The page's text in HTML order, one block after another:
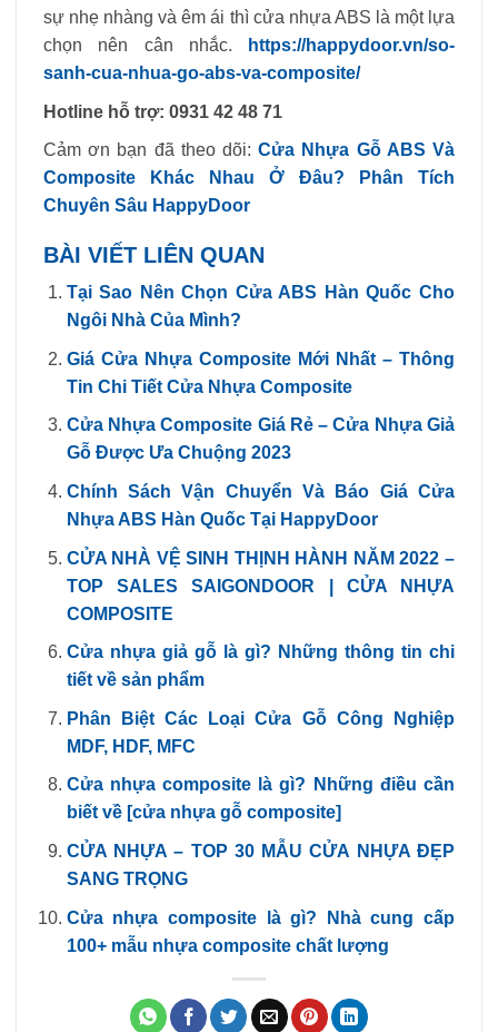
sự nhẹ nhàng và êm ái thì cửa nhựa ABS là một lựa
chọn nên cân nhắc.
https://happydoor.vn/so-
sanh-cua-nhua-go-abs-va-composite/
Hotline hỗ trợ: 0931 42 48 71
Cảm ơn bạn đã theo dõi:Cửa Nhựa Gỗ ABS Và
Composite Khác Nhau Ở Đâu? Phân Tích
Chuyên Sâu HappyDoor
BÀI VIẾT LIÊN QUAN
Tại Sao Nên Chọn Cửa ABS Hàn Quốc Cho
Ngôi Nhà Của Mình?
Giá Cửa Nhựa Composite Mới Nhất – Thông
Tin Chi Tiết Cửa Nhựa Composite
Cửa Nhựa Composite Giá Rẻ – Cửa Nhựa Giả
Gỗ Được Ưa Chuộng 2023
Chính Sách Vận Chuyển Và Báo Giá Cửa
Nhựa ABS Hàn Quốc Tại HappyDoor
CỬA NHÀ VỆ SINH THỊNH HÀNH NĂM 2022 –
TOP SALES SAIGONDOOR | CỬA NHỰA
COMPOSITE
Cửa nhựa giả gỗ là gì? Những thông tin chi
tiết về sản phẩm
Phân Biệt Các Loại Cửa Gỗ Công Nghiệp
MDF, HDF, MFC
Cửa nhựa composite là gì? Những điều cần
biết về [cửa nhựa gỗ composite]
CỬA NHỰA – TOP 30 MẪU CỬA NHỰA ĐẸP
SANG TRỌNG
Cửa nhựa composite là gì? Nhà cung cấp
100+ mẫu nhựa composite chất lượng